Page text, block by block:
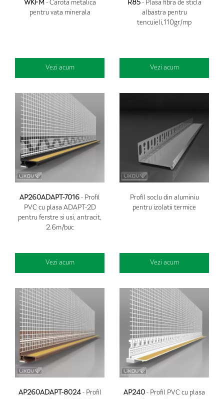
WKFM- Carota metalica
pentru vata minerala
Vezi acum
R85- Plasa fibra de sticla
albastra pentru
tencuieli,110gr/mp
Vezi acum
AP260ADAPT-7016 - Profil
PVC cu plasa ADAPT-2D
pentru ferstre si usi, antracit,
2.6m/buc
Vezi acum
Profil soclu din aluminiu
pentru izolatii termice
Vezi acum
AP260ADAPT-8024- Profil
AP240 - Profil PVC cu plasa